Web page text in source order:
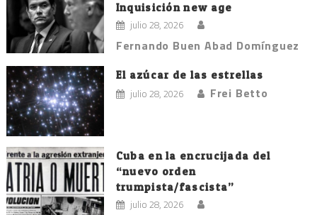
Inquisición new age
julio 28, 2026
Fernando Buen Abad Domínguez
El azúcar de las estrellas
julio 28, 2026 Frei Betto
Cuba en la encrucijada del
“nuevo orden
trumpista/fascista”
julio 28, 2026